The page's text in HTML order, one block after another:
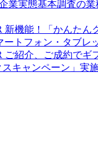
業実態基本調査の業
新機能！「かんたん
ートフォン・タブレ
ご紹介、ご成約でギ
スキャンペーン」実